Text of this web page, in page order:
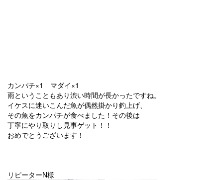
カンパチ×1 マダイ×1
雨ということもあり渋い時間が長かったですね。
イケスに迷いこんだ魚が偶然掛かり釣上げ、
その魚をカンパチが食べました！その後は
丁寧にやり取りし見事ゲット！！
おめでとうございます！
リピーターN様